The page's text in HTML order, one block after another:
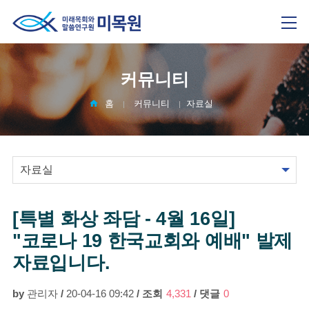
커뮤니티
홈 커뮤니티 자료실
[특별 화상 좌담 - 4월 16일]
"코로나 19 한국교회와 예배" 발제
자료입니다.
by 관리자 / 20-04-16 09:42 / 조회 4,331 / 댓글 0